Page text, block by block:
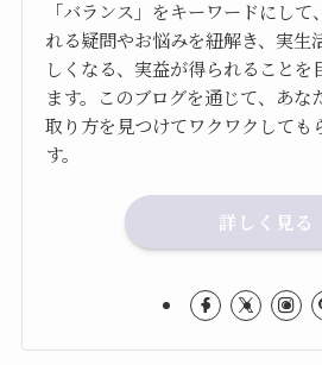
「バランス」をキーワードにし
れる疑問やお悩みを紐解き、実生
しくなる、実益が得られることを
ます。このブログを通じて、あな
取り方を見つけてワクワクしても
す。
詳しく見る